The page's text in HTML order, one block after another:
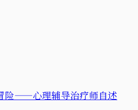
险——心理辅导治疗师自述